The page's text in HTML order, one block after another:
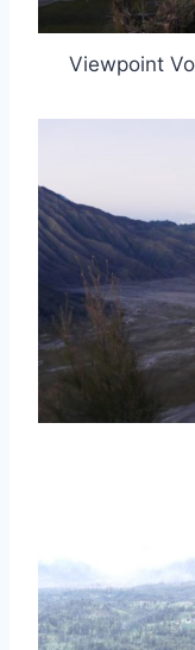
Viewpoint